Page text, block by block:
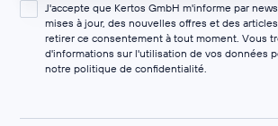
J'accepte que Kertos GmbH m'informe par
mises à jour, des nouvelles offres et des
retirer ce consentement à tout moment. Vous
d'informations sur l'utilisation de vos données
notre politique de confidentialité.